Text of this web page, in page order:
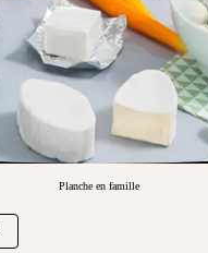
Planche en famille